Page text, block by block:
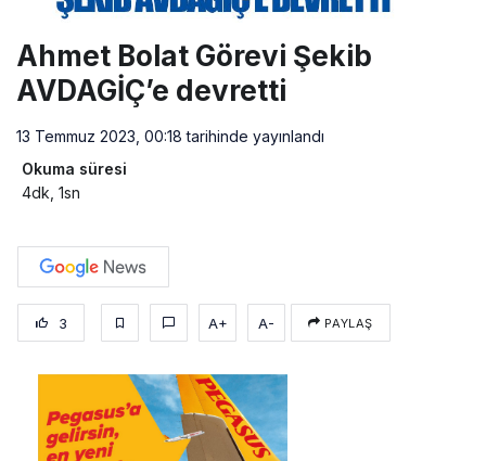
Ahmet Bolat Görevi Şekib
AVDAGİÇ’e devretti
13 Temmuz 2023, 00:18 tarihinde yayınlandı
Okuma süresi
4dk, 1sn
3 A+ A- PAYLAŞ